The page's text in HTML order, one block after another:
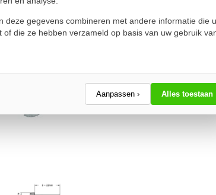
deze gegevens combineren met andere informatie die u
of die ze hebben verzameld op basis van uw gebruik
Aanpassen › Alles toestaan